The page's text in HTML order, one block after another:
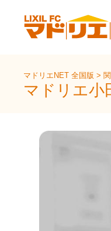
マドリエNET 全国版>
マドリエ小